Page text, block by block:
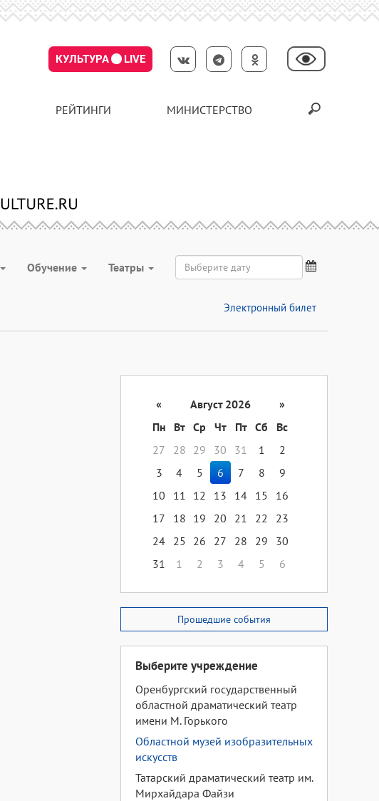
КУЛЬТУРА LIVE
РЕЙТИНГИ МИНИСТЕРСТВО
Обучение Театры
Электронный билет
« Август 2026
»
Пн
Вт Ср Чт Пт Сб
Вс
27
28 29 30 31 1
2
3
4 5 6 7 8
9
10
11 12 13 14 15
16
17
18 19 20 21 22
23
24 25 26 27 28 29
30
31
1 2 3 4 5 6
Прошедшие события
Выберите учреждение
Оренбургский государственный
областной драматический театр
имени М. Горького
Областной музей изобразительных
искусств
Татарский драматический театр им.
Мирхайдара Файзи